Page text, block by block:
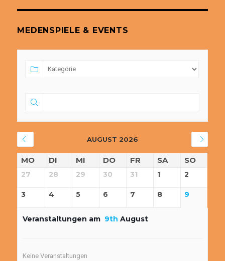
MEDENSPIELE & EVENTS
AUGUST 2026
MO DI MI DO FR SA SO
27 28 29 30 31 1 2
3 4 5 6 7 8 9
Veranstaltungen am 9th August
Keine Veranstaltungen